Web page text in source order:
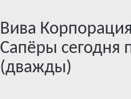
Вива
Сапёры сегодня
(дважды)